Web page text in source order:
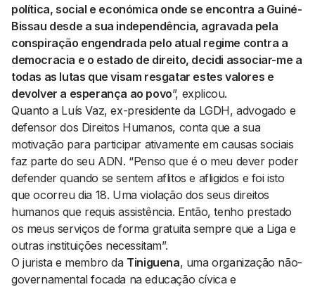
política, social e económica onde se encontra a Guiné-
Bissau desde a sua independência, agravada pela
conspiração engendrada pelo atual regime contra a
democracia e o estado de direito, decidi associar-me a
todas as lutas que visam resgatar estes valores e
devolver a esperança ao povo”, explicou.
Quanto a Luís Vaz, ex-presidente da LGDH, advogado e
defensor dos Direitos Humanos, conta que a sua
motivação para participar ativamente em causas sociais
faz parte do seu ADN. “Penso que é o meu dever poder
defender quando se sentem aflitos e afligidos e foi isto
que ocorreu dia 18. Uma violação dos seus direitos
humanos que requis assistência. Então, tenho prestado
os meus serviços de forma gratuita sempre que a Liga e
outras instituições necessitam”.
O jurista e membro da Tiniguena, uma organização não-
governamental focada na educação cívica e